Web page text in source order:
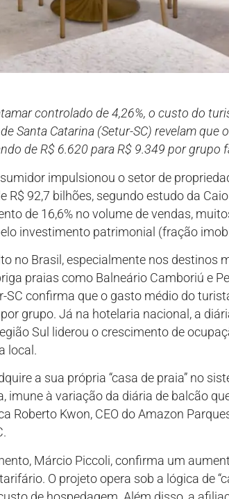
controlado de 4,26%, o custo do
Santa Catarina (Setur-SC) revelam
de R$ 6.620 para R$ 9.349 por grupo
impulsionou o setor de
R$ 92,7 bilhões, segundo estudo da
de 16,6% no volume de vendas,
investimento patrimonial (fração
no Brasil, especialmente nos destinos
praias como Balneário Camboriú e
SC confirma que o gasto médio do
grupo. Já na hotelaria nacional, a
Sul liderou o crescimento de
local.
a sua própria “casa de praia” no
imune à variação da diária de balcão
Roberto Kwon, CEO do Amazon
Márcio Piccoli, confirma um
O projeto opera sob a lógica de